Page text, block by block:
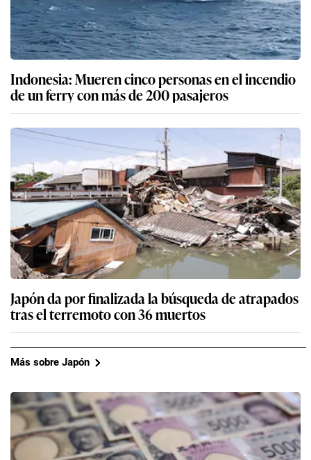
Indonesia: Mueren cinco personas en el incendio
de un ferry con más de 200 pasajeros
Japón da por finalizada la búsqueda de atrapados
tras el terremoto con 36 muertos
Más sobre Japón